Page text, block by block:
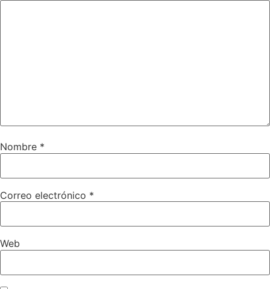
Nombre *
Correo electrónico *
Web